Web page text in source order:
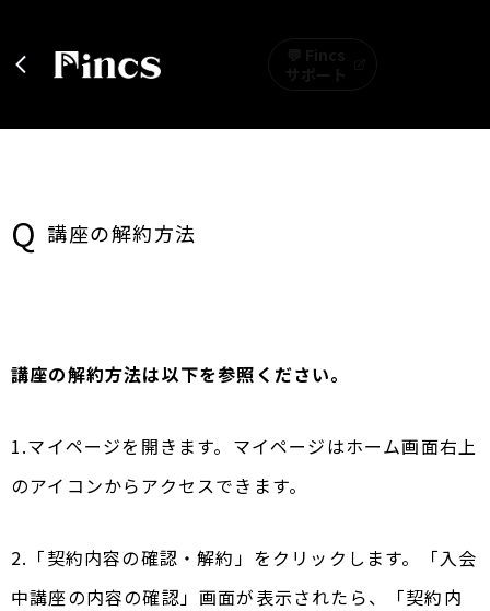
Q 講座の解約方法
講座の解約方法は以下を参照ください。
1.マイページを開きます。マイページはホーム画面右上
のアイコンからアクセスできます。
2.「契約内容の確認・解約」をクリックします。「入会
中講座の内容の確認」画面が表示されたら、「契約内